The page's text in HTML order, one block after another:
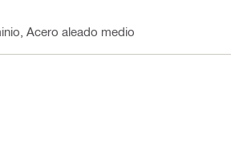
Acero aleado medio